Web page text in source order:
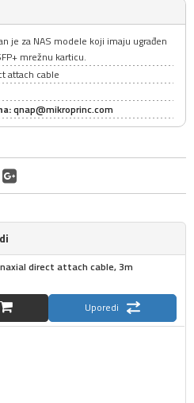
je za NAS modele koji imaju ugrađen
mrežnu karticu.
attach cable
qnap@mikroprinc.com
direct attach cable, 3m
Uporedi